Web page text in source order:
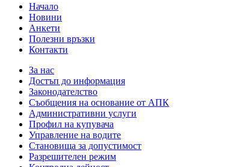
Начало
Новини
Анкети
Полезни връзки
Контакти
За нас
Достъп до информация
Законодателство
Съобщения на основание от АПК
Административни услуги
Профил на купувача
Управление на водите
Становища за допустимост
Разрешителен режим